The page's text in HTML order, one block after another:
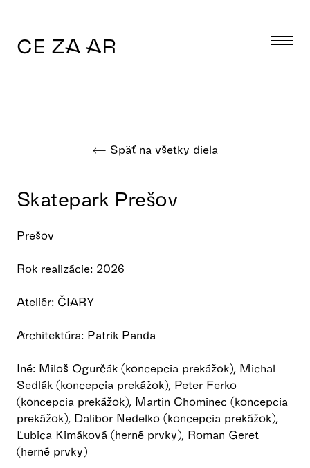
CE ZA AR
Späť na všetky diela
Skatepark Prešov
Prešov
Rok realizácie: 2026
Ateliér: ČIARY
Architektúra: Patrik Panda
Iné: Miloš Ogurčák (koncepcia prekážok), Michal
Sedlák (koncepcia prekážok), Peter Ferko
(koncepcia prekážok), Martin Chominec (koncepcia
prekážok), Dalibor Nedelko (koncepcia prekážok),
Ľubica Kimáková (herné prvky), Roman Geret
(herné prvky)